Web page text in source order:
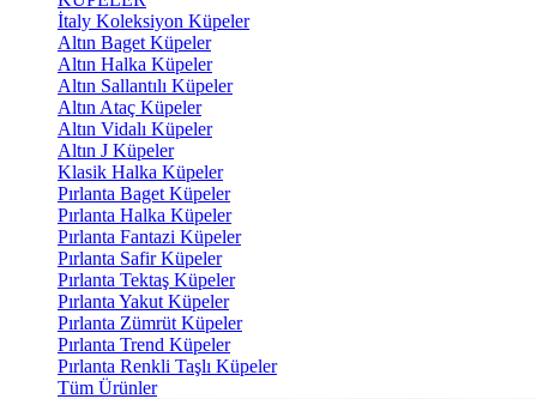
İtaly Koleksiyon Küpeler
Altın Baget Küpeler
Altın Halka Küpeler
Altın Sallantılı Küpeler
Altın Ataç Küpeler
Altın Vidalı Küpeler
Altın J Küpeler
Klasik Halka Küpeler
Pırlanta Baget Küpeler
Pırlanta Halka Küpeler
Pırlanta Fantazi Küpeler
Pırlanta Safir Küpeler
Pırlanta Tektaş Küpeler
Pırlanta Yakut Küpeler
Pırlanta Zümrüt Küpeler
Pırlanta Trend Küpeler
Pırlanta Renkli Taşlı Küpeler
Tüm Ürünler